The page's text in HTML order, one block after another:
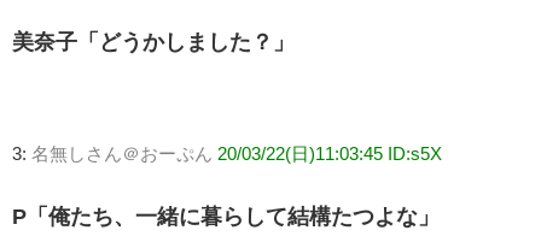
美奈子「どうかしました？」
3: 名無しさん＠おーぷん 20/03/22(日)11:03:45 ID:s5X
P「俺たち、一緒に暮らして結構たつよな」